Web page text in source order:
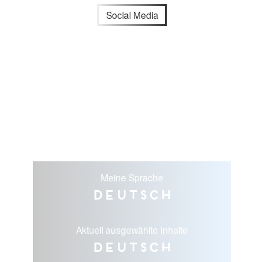
Social Media
Meine Sprache
Deutsch
Aktuell ausgewählte Inhalte
Deutsch